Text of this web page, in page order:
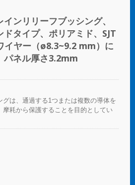
インリリーフブッシング、
ドタイプ、ポリアミド、SJT
イヤー（ø8.3~9.2 mm）に
パネル厚さ3.2mm
グは、通過する1つまたは複数の導体を
摩耗から保護することを目的としてい